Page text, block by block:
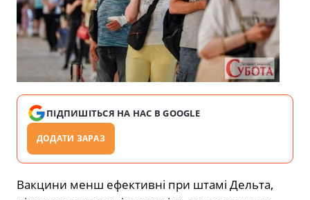
ПІДПИШІТЬСЯ НА НАС В GOOGLE
ДОДАТИ ЗАРАЗ
Вакцини менш ефективні при штамі Дельта,